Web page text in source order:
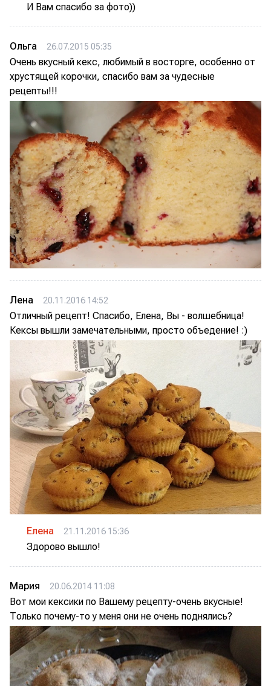
И Вам спасибо за фото))
Ольга 26.07.2015 05:35
Очень вкусный кекс, любимый в восторге, особенно от
хрустящей корочки, спасибо вам за чудесные
рецепты!!!
Лена 20.11.2016 14:52
Отличный рецепт! Спасибо, Елена, Вы - волшебница!
Кексы вышли замечательными, просто объедение! :)
Елена 21.11.2016 15:36
Здорово вышло!
Мария 20.06.2014 11:08
Вот мои кексики по Вашему рецепту-очень вкусные!
Только почему-то у меня они не очень поднялись?